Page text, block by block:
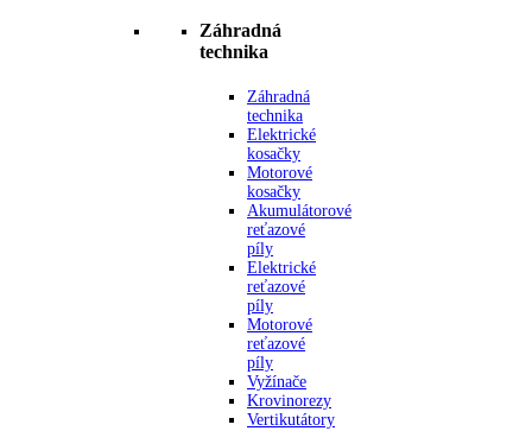
Záhradná
technika
Záhradná
technika
Elektrické
kosačky
Motorové
kosačky
Akumulátorové
reťazové
píly
Elektrické
reťazové
píly
Motorové
reťazové
píly
Vyžínače
Krovinorezy
Vertikutátory